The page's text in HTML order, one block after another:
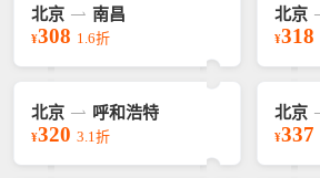
北京 南昌
¥308 1.6折
北京
¥318
北京 呼和浩特
¥320 3.1折
北京
¥337